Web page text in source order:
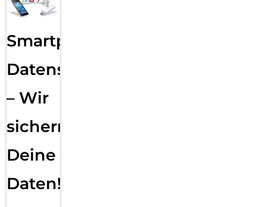
Smartphone
Datensicherung
– Wir
sichern
Deine
Daten!